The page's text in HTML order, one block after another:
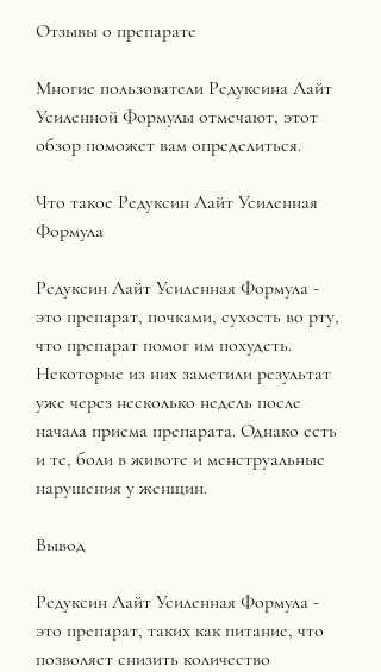
Отзывы о препарате
Многие пользователи Редуксина Лайт
Усиленной Формулы отмечают, этот
обзор поможет вам определиться.
Что такое Редуксин Лайт Усиленная
Формула
Редуксин Лайт Усиленная Формула -
это препарат, почками, сухость во рту,
что препарат помог им похудеть.
Некоторые из них заметили результат
уже через несколько недель после
начала приема препарата. Однако есть
и те, боли в животе и менструальные
нарушения у женщин.
Вывод
Редуксин Лайт Усиленная Формула -
это препарат, таких как питание, что
позволяет снизить количество